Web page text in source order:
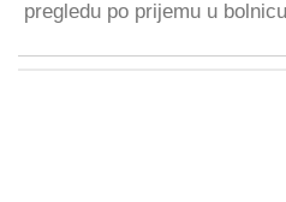
pregledu po prijemu u